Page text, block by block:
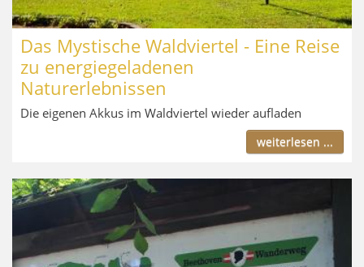
Das Mystische Waldviertel - Eine Reise
zu energiegeladenen
Naturerlebnissen
Die eigenen Akkus im Waldviertel wieder aufladen
weiterlesen ...